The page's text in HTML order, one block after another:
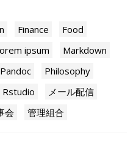
Finance
Food
ipsum
Markdown
Pandoc
Philosophy
Rstudio
メール配信
会 管理組合